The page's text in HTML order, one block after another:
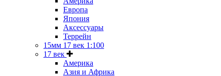
Европа
Япония
Аксессуары
Террейн
15мм 17 век 1:100
17 век
Америка
Азия и Африка